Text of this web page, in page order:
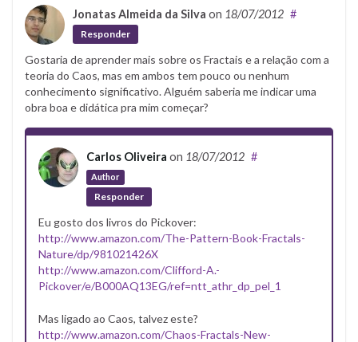
Jonatas Almeida da Silva on 18/07/2012 #
Responder
Gostaria de aprender mais sobre os Fractais e a relação com a
teoria do Caos, mas em ambos tem pouco ou nenhum
conhecimento significativo. Alguém saberia me indicar uma
obra boa e didática pra mim começar?
Carlos Oliveira on 18/07/2012
Author
#
Responder
Eu gosto dos livros do Pickover:
http://www.amazon.com/The-Pattern-Book-Fractals-
Nature/dp/981021426X
http://www.amazon.com/Clifford-A.-
Pickover/e/B000AQ13EG/ref=ntt_athr_dp_pel_1
Mas ligado ao Caos, talvez este?
http://www.amazon.com/Chaos-Fractals-New-